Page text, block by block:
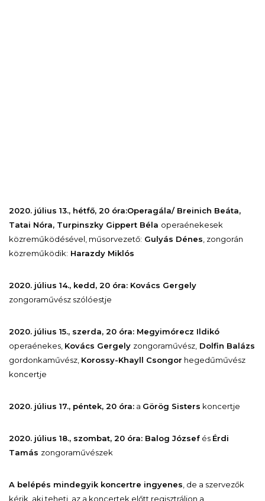
2020. július 13., hétfő, 20 óra:Operagála/ Breinich Beáta,
Tatai Nóra, Turpinszky Gippert Béla operaénekesek
közreműködésével, műsorvezető: Gulyás Dénes zongorán
közreműködik: Harazdy Miklós
2020. július 14., kedd, 20 óra: Kovács Gergely
zongoraművész szólóestje
2020. július 15., szerda, 20 óra: Megyimórecz Ildikó
operaénekes Kovács Gergely zongoraművész Dolfin Balázs
gordonkaművész Korossy-Khayll Csongor hegedűművész
koncertje
2020. július 17., péntek, 20 óra: a Görög Sisters koncertje
2020. július 18., szombat, 20 óra: Balog József és Érdi
Tamás zongoraművészek
A belépés mindegyik koncertre ingyenes , de a szervezők
kérik, aki teheti, az a koncertek előtt regisztráljon a